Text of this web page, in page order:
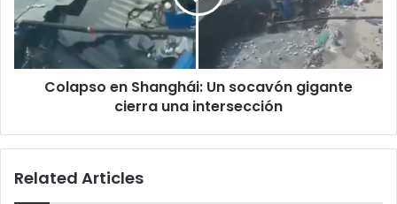
gigante
cierra
una
intersección
Colapso en Shanghái: Un socavón gigante
cierra una intersección
Related Articles